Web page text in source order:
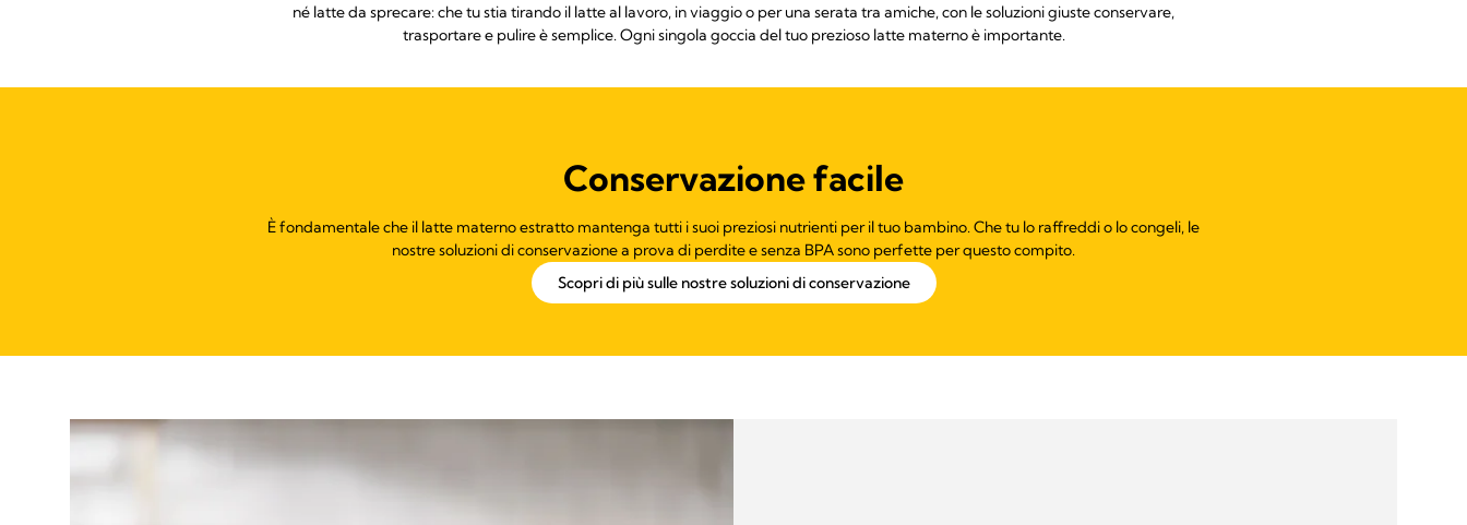
né latte da sprecare: che tu stia tirando il latte al lavoro, in viaggio o per una serata tra amiche, con le soluzioni giuste conservare,
trasportare e pulire è semplice. Ogni singola goccia del tuo prezioso latte materno è importante.
Conservazione facile
È fondamentale che il latte materno estratto mantenga tutti i suoi preziosi nutrienti per il tuo bambino. Che tu lo raffreddi o lo congeli, le
nostre soluzioni di conservazione a prova di perdite e senza BPA sono perfette per questo compito.
Scopri di più sulle nostre soluzioni di conservazione